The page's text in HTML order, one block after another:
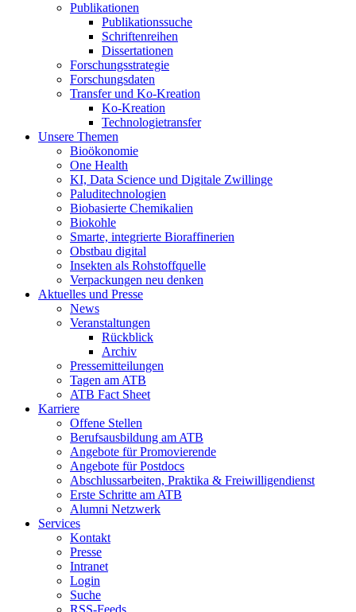
Publikationen
Publikationssuche
Schriftenreihen
Dissertationen
Forschungsstrategie
Forschungsdaten
Transfer und Ko-Kreation
Ko-Kreation
Technologietransfer
Unsere Themen
Bioökonomie
One Health
KI, Data Science und Digitale Zwillinge
Paluditechnologien
Biobasierte Chemikalien
Biokohle
Smarte, integrierte Bioraffinerien
Obstbau digital
Insekten als Rohstoffquelle
Verpackungen neu denken
Aktuelles und Presse
News
Veranstaltungen
Rückblick
Archiv
Pressemitteilungen
Tagen am ATB
ATB Fact Sheet
Karriere
Offene Stellen
Berufsausbildung am ATB
Angebote für Promovierende
Angebote für Postdocs
Abschlussarbeiten, Praktika & Freiwilligendienst
Erste Schritte am ATB
Alumni Netzwerk
Services
Kontakt
Presse
Intranet
Login
Suche
RSS-Feeds